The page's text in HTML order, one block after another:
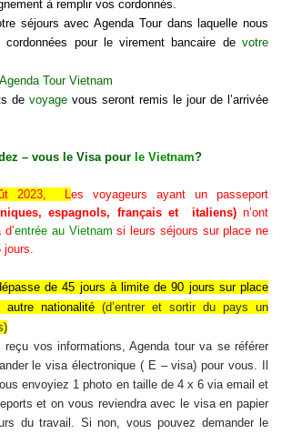
à remplir vos cordonnés.
séjours avec Agenda Tour dans laquelle nous
pour le virement bancaire de votre
Tour Vietnam
de voyage vous seront remis le jour de l’arrivée
– vous le Visa pour le Vietnam?
2023, Les voyageurs ayant un passeport
espagnols, français et italiens)n’ont
entrée au Vietnam si leurs séjours sur place ne
jours.
de 45 jours à limite de 90 jours sur place
nationalité (d’entrer et sortir du pays un
)
reçu vos informations, Agenda tour va se référer
le visa électronique ( E – visa) pour vous. Il
envoyiez 1 photo en taille de 4 x 6 via email et
et on vous reviendra avec le visa en papier
du travail. Si non, vous pouvez demander le